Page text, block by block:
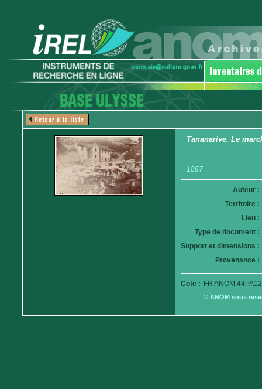
Tananarive. Le
1897
Auteur :
Territoire :
Lieu :
Type de document :
Support et dimensions :
Provenance :
Cote : FR ANOM
© ANOM sous